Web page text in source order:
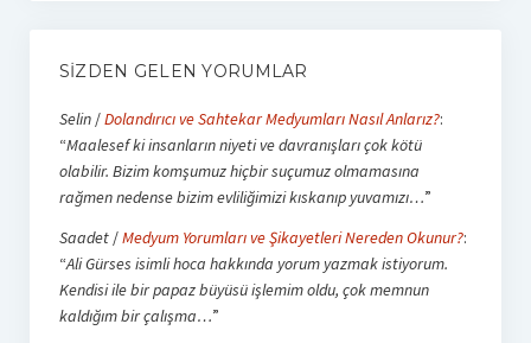
SIZDEN GELEN YORUMLAR
Selin/Dolandırıcı ve Sahtekar Medyumları Nasıl Anlarız?:
“Maalesef ki insanların niyeti ve davranışları çok kötü
olabilir. Bizim komşumuz hiçbir suçumuz olmamasına
rağmen nedense bizim evliliğimizi kıskanıp yuvamızı…”
Saadet/Medyum Yorumları ve Şikayetleri Nereden Okunur?:
“Ali Gürses isimli hoca hakkında yorum yazmak istiyorum.
Kendisi ile bir papaz büyüsü işlemim oldu, çok memnun
kaldığım bir çalışma…”